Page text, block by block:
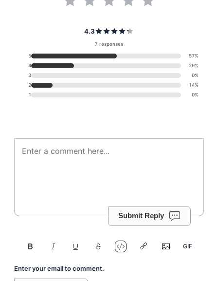
4.3
7 responses
5
57%
4
29%
3
0%
2
14%
1
0%
Submit Reply
Enter your email to comment.